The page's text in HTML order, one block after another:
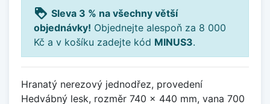
loyalty Sleva 3 % na všechny větší
objednávky! Objednejte alespoň za 8 000
Kč a v košíku zadejte kód MINUS3.
Hranatý nerezový jednodřez, provedení
Hedvábný lesk, rozměr 740 x 440 mm, vana 700